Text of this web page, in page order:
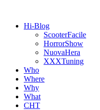
Hi-Blog
ScooterFacile
HorrorShow
NuovaHera
XXXTuning
Who
Where
Why
What
CHT